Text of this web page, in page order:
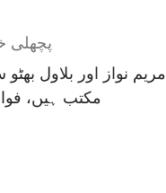
پچھلی
مریم نواز اور بلاول
مکتب ہیں،